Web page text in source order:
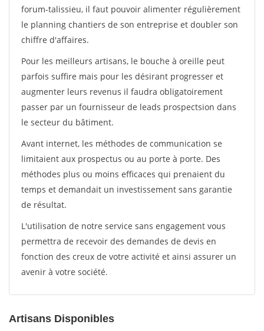
forum-talissieu, il faut pouvoir alimenter régulièrement
le planning chantiers de son entreprise et doubler son
chiffre d'affaires.
Pour les meilleurs artisans, le bouche à oreille peut
parfois suffire mais pour les désirant progresser et
augmenter leurs revenus il faudra obligatoirement
passer par un fournisseur de leads prospectsion dans
le secteur du bâtiment.
Avant internet, les méthodes de communication se
limitaient aux prospectus ou au porte à porte. Des
méthodes plus ou moins efficaces qui prenaient du
temps et demandait un investissement sans garantie
de résultat.
L'utilisation de notre service sans engagement vous
permettra de recevoir des demandes de devis en
fonction des creux de votre activité et ainsi assurer un
avenir à votre société.
Artisans Disponibles